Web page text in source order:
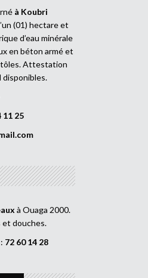
à Koubri
(01) hectare et
d’eau minérale
en béton armé et
Attestation
disponibles.
11 25
à Ouaga 2000.
et douches.
72 60 14 28